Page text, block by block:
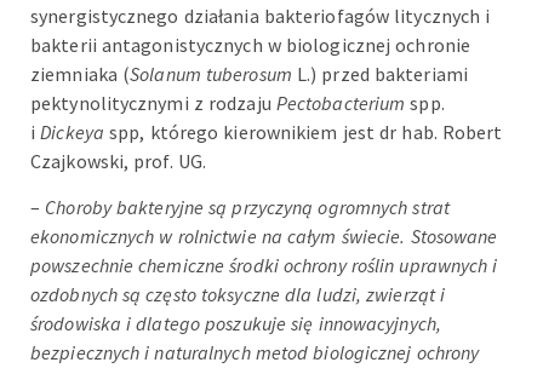
synergistycznego działania bakteriofagów litycznych i
bakterii antagonistycznych w biologicznej ochronie
ziemniaka (Solanum tuberosum L.) przed bakteriami
pektynolitycznymi z rodzaju Pectobacterium spp.
iDickeya spp, którego kierownikiem jest dr hab. Robert
Czajkowski, prof. UG.
– Choroby bakteryjne są przyczyną ogromnych strat
ekonomicznych w rolnictwie na całym świecie. Stosowane
powszechnie chemiczne środki ochrony roślin uprawnych i
ozdobnych są często toksyczne dla ludzi, zwierząt i
środowiska i dlatego poszukuje się innowacyjnych,
bezpiecznych i naturalnych metod biologicznej ochrony